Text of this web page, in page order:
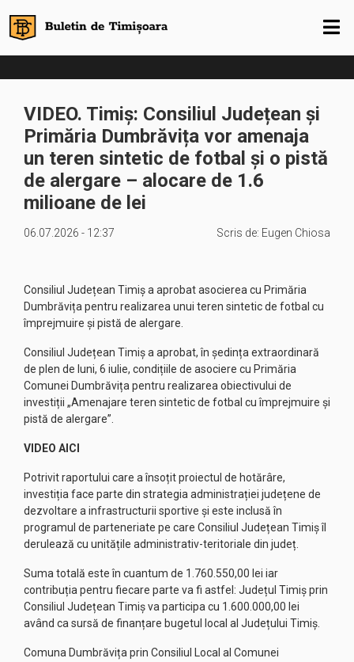
VIDEO. Timiș: Consiliul Județean și
Primăria Dumbrăvița vor amenaja
un teren sintetic de fotbal și o pistă
de alergare – alocare de 1.6
milioane de lei
06.07.2026 - 12:37 Scris de: Eugen Chiosa
Consiliul Județean Timiș a aprobat asocierea cu Primăria
Dumbrăvița pentru realizarea unui teren sintetic de fotbal cu
împrejmuire și pistă de alergare.
Consiliul Județean Timiș a aprobat, în ședința extraordinară
de plen de luni, 6 iulie, condițiile de asociere cu Primăria
Comunei Dumbrăvița pentru realizarea obiectivului de
investiții „Amenajare teren sintetic de fotbal cu împrejmuire și
pistă de alergare”.
VIDEO AICI
Potrivit raportului care a însoțit proiectul de hotărâre,
investiția face parte din strategia administrației județene de
dezvoltare a infrastructurii sportive și este inclusă în
programul de parteneriate pe care Consiliul Județean Timiș îl
derulează cu unitățile administrativ-teritoriale din județ.
Suma totală este în cuantum de 1.760.550,00 lei iar
contribuția pentru fiecare parte va fi astfel: Județul Timiș prin
Consiliul Județean Timiș va participa cu 1.600.000,00 lei
având ca sursă de finanțare bugetul local al Județului Timiș.
Comuna Dumbrăvița prin Consiliul Local al Comunei